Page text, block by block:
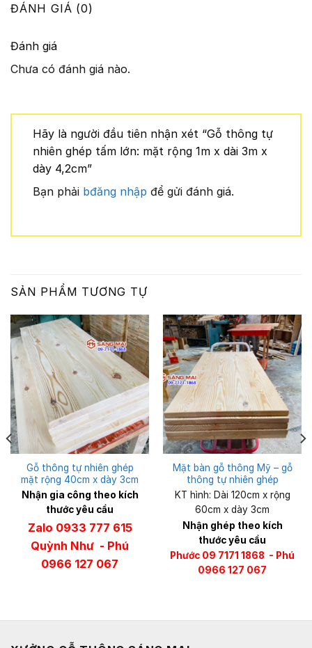
ĐÁNH GIÁ (0)
Đánh giá
Chưa có đánh giá nào.
Hãy là người đầu tiên nhận xét “Gỗ thông tự
nhiên ghép tấm lớn: mặt rộng 1m x dài 3m x
dày 4,2cm”
Bạn phải bđăng nhập để gửi đánh giá.
SẢN PHẨM TƯƠNG TỰ
Gỗ thông tự nhiên ghép
mặt rộng 40cm x dày 3cm
Nhận gia công theo kích
thước yêu cầu
Zalo 0933 777 615
Quỳnh Như - Phú
0966 127 067
Mặt bàn gỗ thông Mỹ – gỗ
thông tự nhiên ghép
KT hình: Dài 120cm x rộng
60cm x dày 3cm
Nhận ghép theo kích
thước yêu cầu
Phước 09 7171 1868 - Phú
0966 127 067